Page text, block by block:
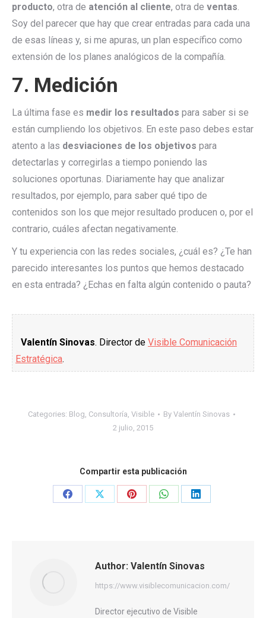
producto, otra de atención al cliente, otra de ventas.
Soy del parecer que hay que crear entradas para cada una
de esas líneas y, si me apuras, un plan específico como
extensión de los planes analógicos de la compañía.
7. Medición
La última fase es medir los resultados para saber si se
están cumpliendo los objetivos. En este paso debes estar
atento a las desviaciones de los objetivos para
detectarlas y corregirlas a tiempo poniendo las
soluciones oportunas. Diariamente hay que analizar
resultados, por ejemplo, para saber qué tipo de
contenidos son los que mejor resultado producen o, por el
contrario, cuáles afectan negativamente.
Y tu experiencia con las redes sociales, ¿cuál es? ¿Te han
parecido interesantes los puntos que hemos destacado
en esta entrada? ¿Echas en falta algún contenido o pauta?
Valentín Sinovas. Director de Visible Comunicación
Estratégica.
Categories: Blog, Consultoría, Visible By Valentín Sinovas
2 julio, 2015
Compartir esta publicación
Share
Share
Share
Share
Share
Author: Valentín Sinovas
https://www.visiblecomunicacion.com/
Director ejecutivo de Visible